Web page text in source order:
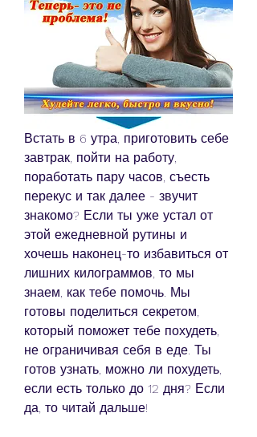
Встать в 6 утра, приготовить себе
завтрак, пойти на работу,
поработать пару часов, съесть
перекус и так далее - звучит
знакомо? Если ты уже устал от
этой ежедневной рутины и
хочешь наконец-то избавиться от
лишних килограммов, то мы
знаем, как тебе помочь. Мы
готовы поделиться секретом,
который поможет тебе похудеть,
не ограничивая себя в еде. Ты
готов узнать, можно ли похудеть,
если есть только до 12 дня? Если
да, то читай дальше!